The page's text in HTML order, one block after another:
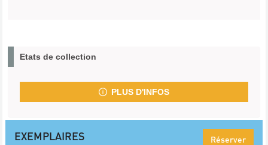
Etats de collection
PLUS D'INFOS
EXEMPLAIRES Réserver